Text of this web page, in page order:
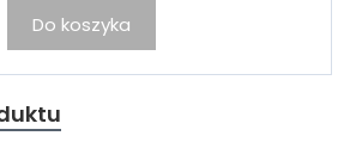
Do koszyka